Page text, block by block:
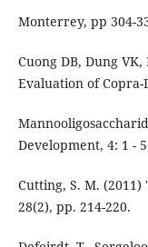
Monterrey, pp 304-
Cuong DB, Dung
Evaluation of Copra-
Development, 4: 1 -
Cutting, S. M.
28(2), pp. 214-220.